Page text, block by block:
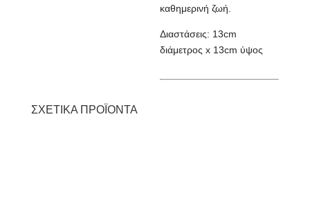
καθημερινή ζωή.
Διαστάσεις: 13cm
διάμετρος x 13cm ύψος
ΣΧΕΤΙΚΆ ΠΡΟΪΌΝΤΑ